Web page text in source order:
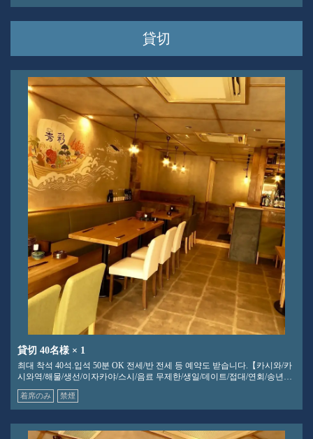
제한/생일/데이트/접대/연회/송년회/신년회]
貸切
貸切 40名様 × 1
최대 착석 40석.입석 50분 OK 전세/반 전세 등 예약도 받습니다.【카시와/카
시와역/해물/생선/이자카야/스시/음료 무제한/생일/데이트/접대/연회/송년회/
신년회]
着席のみ 禁煙